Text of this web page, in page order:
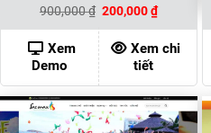
900,000₫ Giá
gốc
là:
900,000 ₫.
200,000₫Giá
hiện
tại
là:
200,000 ₫.
Xem
Demo
Xem chi
tiết